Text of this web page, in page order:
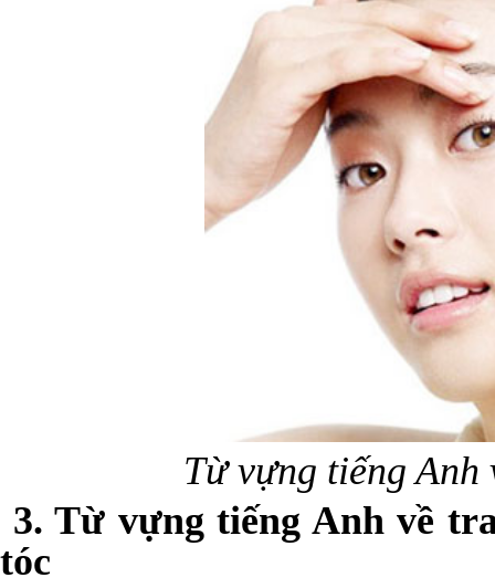
Từ vựng tiếng Anh
3. Từ vựng tiếng Anh về
tóc